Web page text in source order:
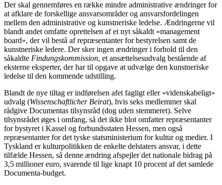
Der skal gennemføres en række mindre administrative ændringer for
at afklare de forskellige ansvarsområder og ansvarsfordelingen
mellem den administrative og kunstneriske ledelse. Ændringerne vil
blandt andet omfatte oprettelsen af et nyt såkaldt «management
board», der vil bestå af repræsentanter for bestyrelsen samt de
kunstneriske ledere. Der sker ingen ændringer i forhold til den
såkaldte Findungskommission, et ansættelsesudvalg bestående af
eksterne eksperter, der har til opgave at udvælge den kunstneriske
ledelse til den kommende udstilling.
Blandt de nye tiltag er indførelsen af ​​et fagligt eller «videnskabeligt»
udvalg (Wissenschaftlicher Beirat), hvis seks medlemmer skal
rådgive Documentas tilsynsråd (dog uden stemmeret). Selve
tilsynsrådet øges i omfang, så det ikke blot omfatter repræsentanter
for bystyret i Kassel og forbundsstaten Hessen, men også
repræsentanter for det tyske statsministerium for kultur og medier. I
Tyskland er kulturpolitikken de enkelte delstaters ansvar, i dette
tilfælde Hessen, så denne ændring afspejler det nationale bidrag på
3,5 millioner euro, svarende til lige knapt 10 procent af det samlede
Documenta-budget.